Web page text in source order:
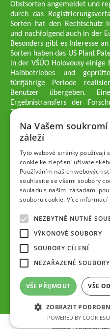
Obstsorten angemeldet und
durch das
Sorten hat den Rechtschutz
und nachfolgend auch in der
Besonders gibt es Interesse
Sorten haben das US Plant
in der VŠÚO Holovousy einige
Halbbetriebes und
fünfjährige Periode
Benutzer übergeben.
Ergebnistransfers der
Züchtungsmethodik dar, die
professionelle Obstzüchter
Geschäftsführer der
Dipl.-Ing. Tomáš Zmeškal
Dipl.-Ing. Jaroslav Vácha
Gesellschafter
Dipl.-Ing. Jan Blažek, CS c.
Dipl.-Ing. Josef Kosina, CS c.
Dipl.-Ing. Václav Ludvík
Jaroslav Muška
Dipl.-Ing. Radoslav Potůček
SEMPRA PRAHA a.s. (AG)
Aufsichtsrat der Gesellschaft
Dipl.-Ing. Josef Kosina
Mgr. Vladimír Samek
Mgr. Hana Vránová
VŠÚO | Výzkumný a
Na Vašem soukromí
záleží
Tyto webové stránky používají
cookie ke zlepšení
Používáním našich webových
souhlasíte se všemi soubory
souladu s našimi zásadami
souborů cookie. Více informací
NEZBYTNĚ NUTNÉ
VÝKONOVÉ SOUBORY
SOUBORY CÍLENÍ
NEZAŘAZENÉ SOUBORY
VŠE PŘIJMOUT VŠE
ZOBRAZIT
POWERED BY